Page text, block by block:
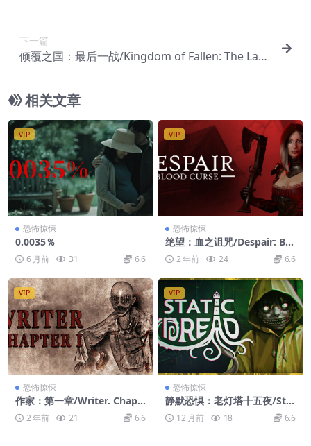
下一篇
倾覆之国：最后一战/Kingdom of Fallen: The Last
相关文章
VIP
恐怖惊悚
0.0035％
6 月前 31 6.6
VIP
恐怖惊悚
绝望：血之诅咒/Despair: Blo
od Curse
2 年前 24 6.6
VIP
恐怖惊悚
作家：第一章/Writer. Chapt
er 12 年前 21 6.6
VIP
恐怖惊悚
静默恐惧：老灯塔十五夜/Stat
ic Dread: The Lighthouse
12 月前 18 6.6